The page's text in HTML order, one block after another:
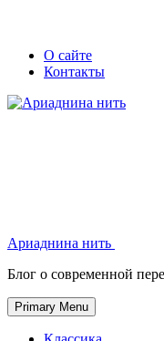
Skip
Secondary
left
navigation
Secondary
right
navigation
О сайте
Контакты
Ариаднина нить
Блог о современной
Primary Menu